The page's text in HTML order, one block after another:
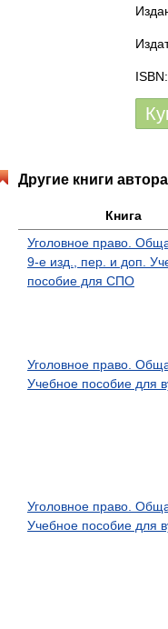
Другие книги
Книга
Уголовное право.
9-е изд., пер. и доп.
пособие для СПО
Уголовное право.
Учебное пособие для
Уголовное право.
Учебное пособие для